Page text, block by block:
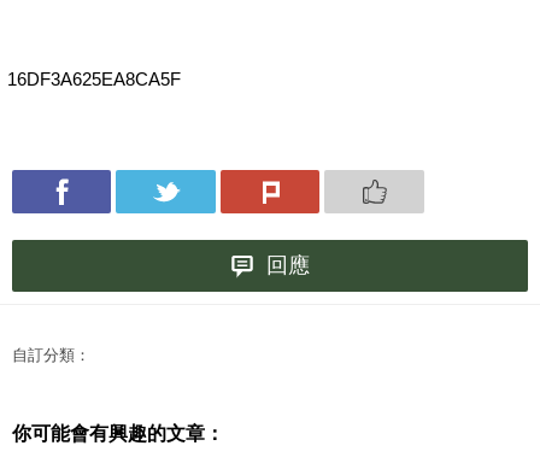
16DF3A625EA8CA5F
回應
自訂分類：
你可能會有興趣的文章：